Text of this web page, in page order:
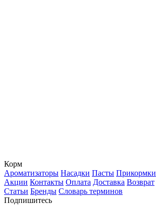
Корм
Ароматизаторы Насадки Пасты Прикормки
Акции Контакты Оплата Доставка Возврат
Статьи Бренды Словарь терминов
Подпишитесь